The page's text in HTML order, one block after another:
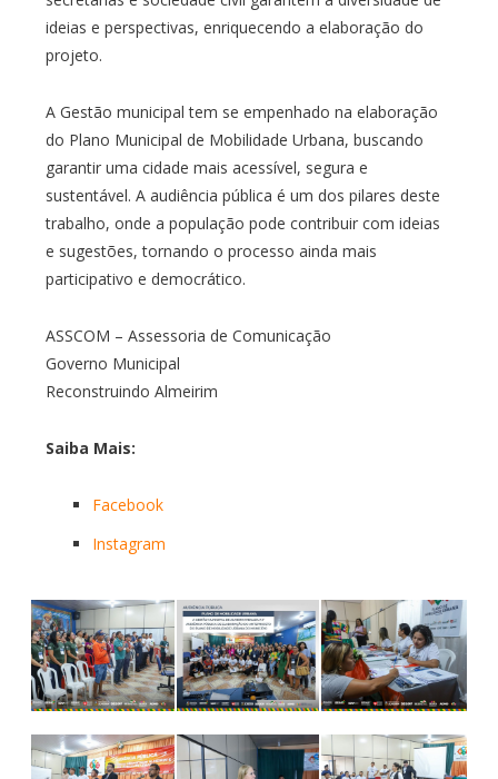
ideias e perspectivas, enriquecendo a elaboração do
projeto.
A Gestão municipal tem se empenhado na elaboração
do Plano Municipal de Mobilidade Urbana, buscando
garantir uma cidade mais acessível, segura e
sustentável. A audiência pública é um dos pilares deste
trabalho, onde a população pode contribuir com ideias
e sugestões, tornando o processo ainda mais
participativo e democrático.
ASSCOM – Assessoria de Comunicação
Governo Municipal
Reconstruindo Almeirim
Saiba Mais:
Facebook
Instagram